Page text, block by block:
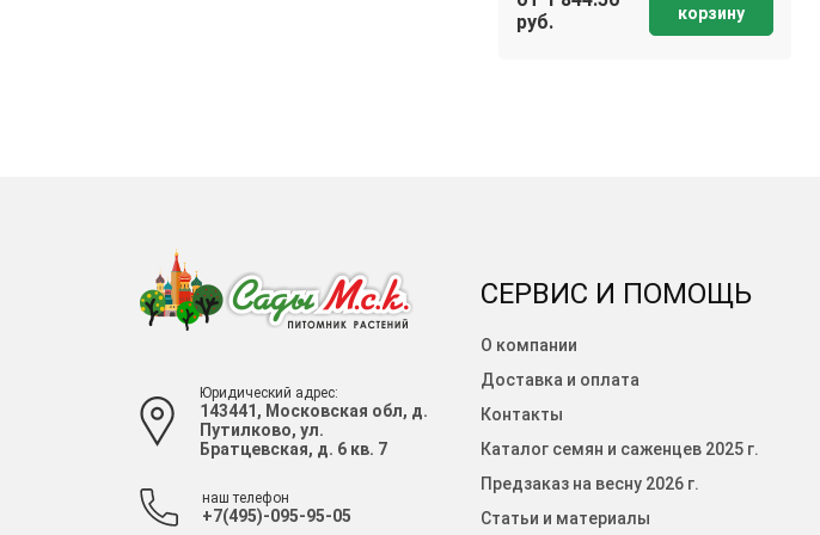
руб.
корзину
Юридический адрес:
143441, Московская обл, д.
Путилково, ул.
Братцевская, д. 6 кв. 7
наш телефон
+7(495)-095-95-05
СЕРВИС И ПОМОЩЬ
О компании
Доставка и оплата
Контакты
Каталог семян и саженцев 2025 г.
Предзаказ на весну 2026 г.
Статьи и материалы